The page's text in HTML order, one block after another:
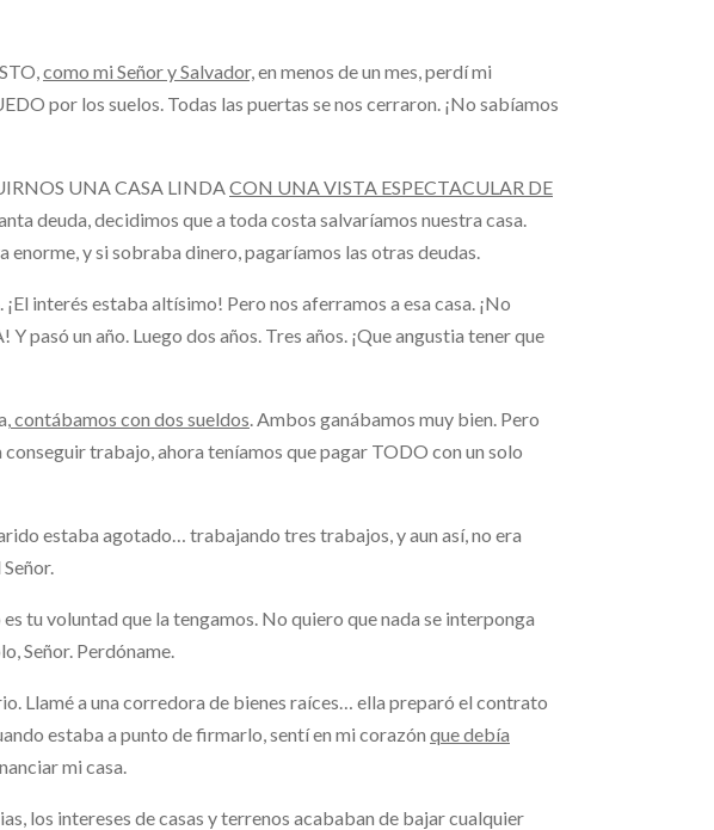
como mi Señor y Salvador,en menos de un mes, perdí mi
por los suelos. Todas las puertas se nos cerraron. ¡No sabíamos
UNA CASA LINDACON UNA VISTA ESPECTACULAR DE
deuda, decidimos que a toda costa salvaríamos nuestra casa.
y si sobraba dinero, pagaríamos las otras deudas.
interés estaba altísimo! Pero nos aferramos a esa casa. ¡No
pasó un año. Luego dos años. Tres años. ¡Que angustia tener que
contábamos con dos sueldos. Ambos ganábamos muy bien. Pero
conseguir trabajo, ahora teníamos que pagar TODO con un solo
estaba agotado… trabajando tres trabajos, y aun así, no era
es tu voluntad que la tengamos. No quiero que nada se interponga
Señor. Perdóname.
Llamé a una corredora de bienes raíces… ella preparó el contrato
estaba a punto de firmarlo, sentí en mi corazón que debía
mi casa.
los intereses de casas y terrenos acababan de bajar cualquier